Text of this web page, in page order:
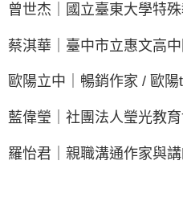
曾世杰｜國立臺東大學特
蔡淇華｜臺中市立惠文高
歐陽立中｜暢銷作家 / 歐
藍偉瑩｜社團法人瑩光教
羅怡君｜親職溝通作家與